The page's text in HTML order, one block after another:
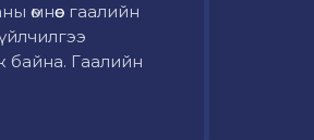
өмнөөс гаалийн
байна. Гаалийн